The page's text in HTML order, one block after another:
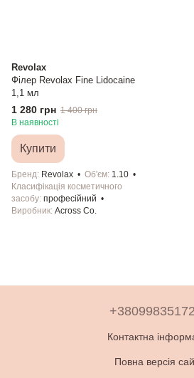
Revolax
Філер Revolax Fine Lidocaine
1,1 мл
1 280 грн 1 400 грн
В наявності
Купити
Бренд Revolax Об'єм 1.10
Класифікація косметичного
засобу професійний
Виробник Across Co.
Контактна
Повна версія